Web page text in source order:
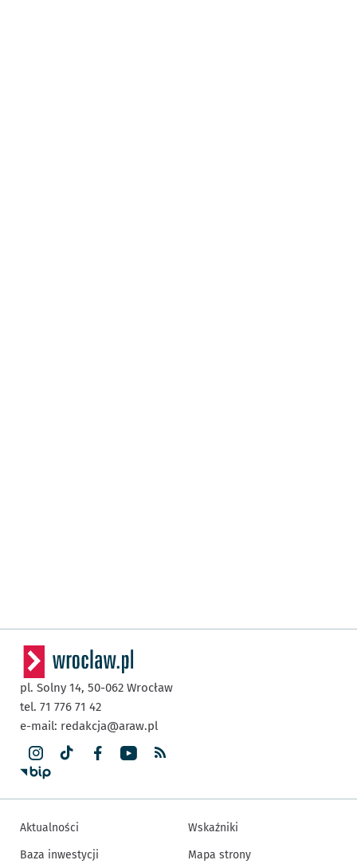
pl. Solny 14, 50-062 Wrocław
tel. 71 776 71 42
e-mail: redakcja@araw.pl
Aktualności
Baza inwestycji
Wskaźniki
Mapa strony